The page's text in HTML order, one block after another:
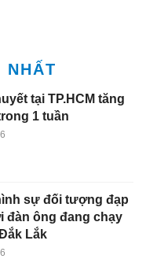
NHẤT
tại TP.HCM tăng
1 tuần
sự đối tượng đạp
đàn ông đang chạy
Lắk